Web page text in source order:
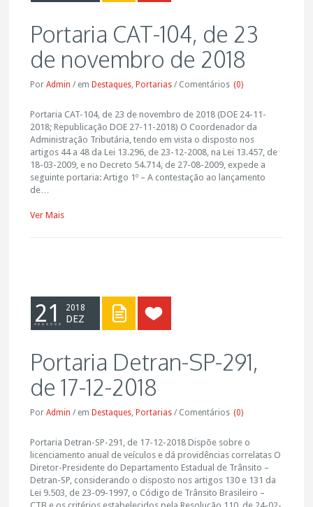
Portaria CAT-104, de 23
de novembro de 2018
PorAdmin / em Destaques, Portarias / Comentários (0)
Portaria CAT-104, de 23 de novembro de 2018 ​(DOE 24-11-
2018; Republicação DOE 27-11-2018) O Coordenador da
Administração Tributária, tendo em vista o disposto nos
artigos 44 a 48 da Lei 13.296, de 23-12-2008, na Lei 13.457, de
18-03-2009, e no Decreto 54.714, de 27-08-2009, expede a
seguinte portaria: Artigo 1º – A contestação ao lançamento
de…
Ver Mais
21 2018
DEZ
Portaria Detran-SP-291,
de 17-12-2018
PorAdmin / em Destaques, Portarias / Comentários (0)
Portaria Detran-SP-291, de 17-12-2018 Dispõe sobre o
licenciamento anual de veículos e dá providências correlatas O
Diretor-Presidente do Departamento Estadual de Trânsito –
Detran-SP, considerando o disposto nos artigos 130 e 131 da
Lei 9.503, de 23-09-1997, o Código de Trânsito Brasileiro –